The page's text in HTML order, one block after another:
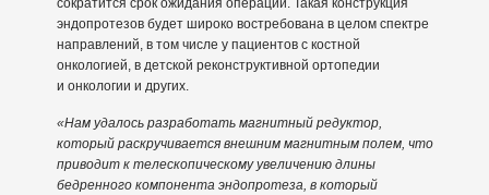
сократится срок ожидания операций. Такая конструкция
эндопротезов будет широко востребована в целом спектре
направлений, в том числе у пациентов с костной
онкологией, в детской реконструктивной ортопедии
и онкологии и других.
«Нам удалось разработать магнитный редуктор,
который раскручивается внешним магнитным полем, что
приводит к телескопическому увеличению длины
бедренного компонента эндопротеза, в который